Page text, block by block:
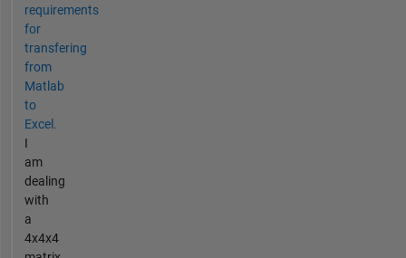
requirements
for
transfering
from
Matlab
to
Excel.
I
am
dealing
with
a
4x4x4